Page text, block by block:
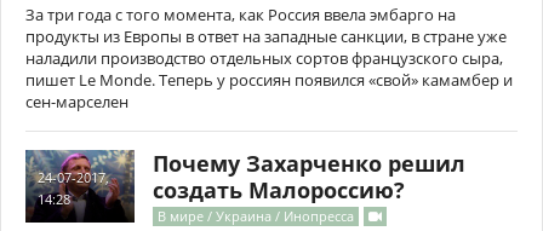
За три года с того момента, как Россия ввела эмбарго на
продукты из Европы в ответ на западные санкции, в стране уже
наладили производство отдельных сортов французского сыра,
пишет Le Monde. Теперь у россиян появился «свой» камамбер и
сен-марселен
24-07-2017,
14:28
Почему Захарченко решил
создать Малороссию?
В мире / Украина / Инопресса